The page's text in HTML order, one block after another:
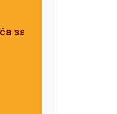
salata